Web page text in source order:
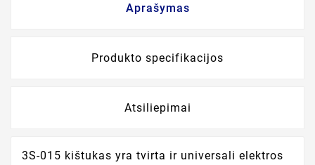
Aprašymas
Produkto specifikacijos
Atsiliepimai
3S-015 kištukas yra tvirta ir universali elektros